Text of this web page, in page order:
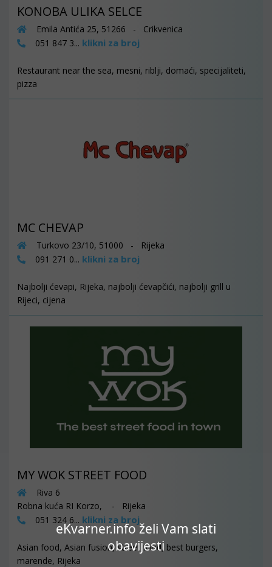
eKvarner.info želi Vam slati
obavijesti
KONOBA ULIKA SELCE
Emila Antića 25, 51266 - Crikvenica
051 847 3... klikni za broj
Restaurant near the sea, mesni, riblji, domaći, specijaliteti,
pizza
MC CHEVAP
Turkovo 23/10, 51000 - Rijeka
091 271 0... klikni za broj
Najbolji ćevapi, Rijeka, najbolji ćevapčići, najbolji grill u
Rijeci, cijena
MY WOK STREET FOOD
Riva 6
Robna kuća RI Korzo, - Rijeka
051 324 6... klikni za broj
Asian food, Asian fusion, street food, best burgers,
marende, Rijeka